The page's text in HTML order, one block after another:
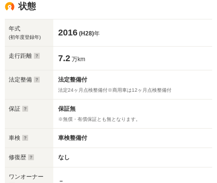
状態
年式
(初年度登録年) 2016 (H28)年
走行距離 7.2 万km
法定整備 法定整備付
法定24ヶ月点検整備付※商用車は12ヶ月点検整備付
保証 保証無
※無償・有償保証とも無となります。
車検 車検整備付
修復歴 なし
ワンオーナー
－